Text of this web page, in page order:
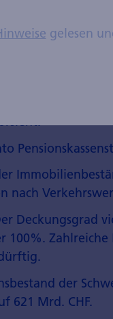
Inkrafttreten
nach
Deckungsgrad
100%. Zahlreiche
der
621 Mrd. CHF.
gelesen